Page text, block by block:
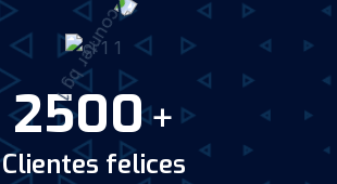
2500+
Clientes felices